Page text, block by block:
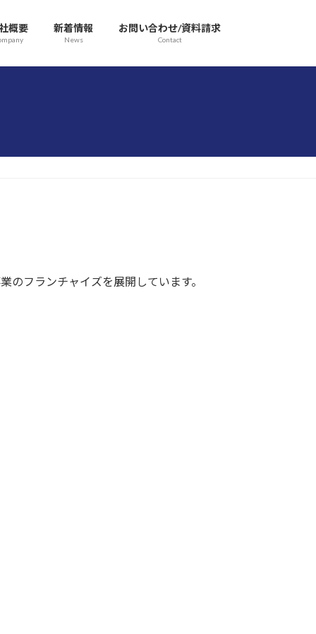
概要 新着情報
News
お問い合わせ/資料請求
Contact
のフランチャイズを展開しています。